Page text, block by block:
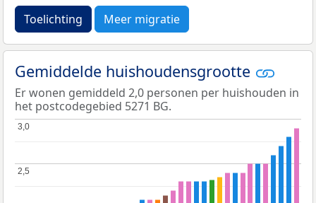
Toelichting Meer migratie
Gemiddelde huishoudensgrootte
Er wonen gemiddeld 2,0 personen per huishouden in
het postcodegebied 5271 BG.
2,5
2,5
3,0
3,0